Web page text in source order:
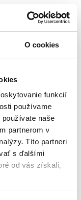
O cookies
funkcií
používame
naše
partnerom v
Títo partneri
s ďalšími
od vás získali,